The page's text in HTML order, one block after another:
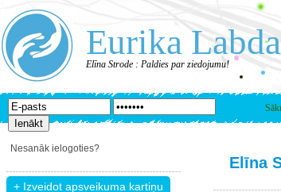
Eurika
Elīna Strode : Paldies par ziedojumu!
Nesanāk ielogoties?
Elīna